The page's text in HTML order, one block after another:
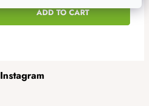
ADD TO CART
Instagram